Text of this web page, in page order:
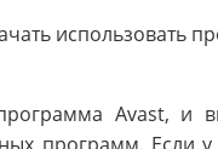
использовать
Avast, и